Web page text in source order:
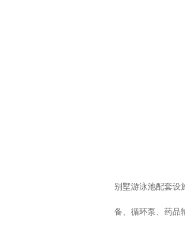
别墅游泳池配套设
备、循环泵、药品